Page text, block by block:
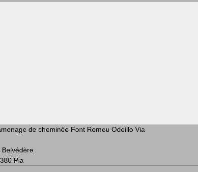
de cheminée Font Romeu Odeillo Via
Belvédère
Pia